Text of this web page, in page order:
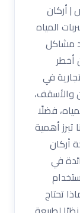
| أركان
المياه
مشاكل
أخطر
في
والأسقف،
فضلًا
تبرز أهمية
أركان
في
تحتاج